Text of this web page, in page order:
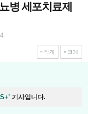
병 세포치료제
작게 크게
기사입니다.